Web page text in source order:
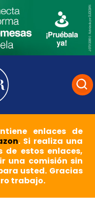
enlaces de
. Si realiza una
de estos enlaces,
una comisión sin
usted. Gracias
trabajo.